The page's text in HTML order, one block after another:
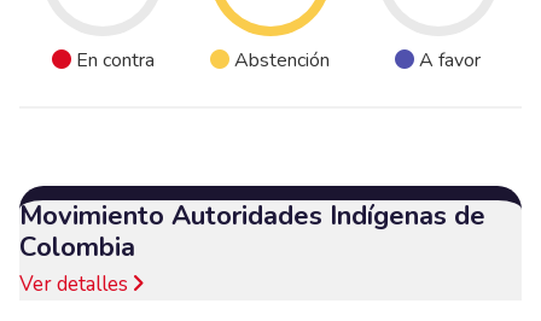
En contra Abstención A favor
Movimiento Autoridades Indígenas de
Colombia
Ver detalles